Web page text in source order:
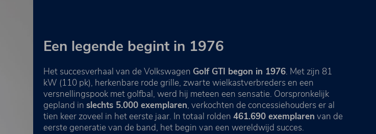
Een legende begint in 1976
Het succesverhaal van de Volkswagen Golf GTI begon in 1976. Met zijn 81
kW (110 pk), herkenbare rode grille, zwarte wielkastverbreders en een
versnellingspook met golfbal, werd hij meteen een sensatie. Oorspronkelijk
gepland in slechts 5.000 exemplaren, verkochten de concessiehouders er al
tien keer zoveel in het eerste jaar. In totaal rolden 461.690 exemplaren van de
eerste generatie van de band, het begin van een wereldwijd succes.